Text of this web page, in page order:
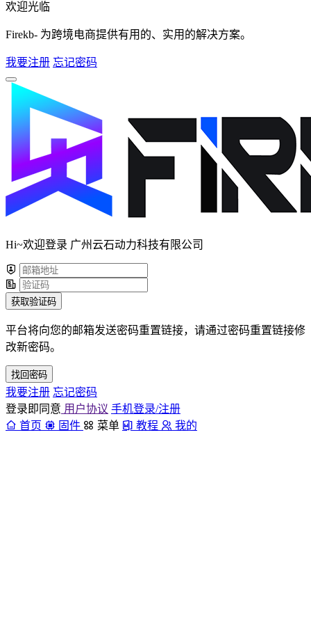
欢迎光临
Firekb- 为跨境电商提供有用的、实用的解决方案。
我要注册 忘记密码
Hi~欢迎登录 广州云石动力科技有限公司
获取验证码
平台将向您的邮箱发送密码重置链接，请通过密码重置链接修
改新密码。
找回密码
我要注册 忘记密码
登录即同意 用户协议 手机登录/注册
首页
固件 菜单 教程 我的